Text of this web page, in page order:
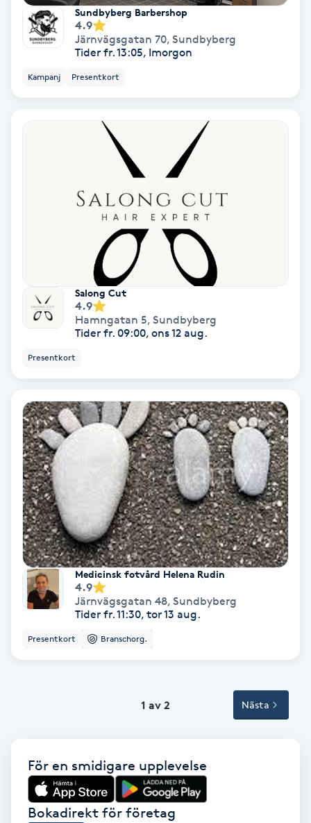
Spraytan
Sugaring
Tandblekning
Tatueringsborttagning
Terapi
Thaimassage
Toning
Torr hårbotten
Torrborstning
Triggerpunktsmassage
Tvätt & Fön
Sundbyberg Barbershop
4.9
Järnvägsgatan 70, Sundbyberg
Tider fr. 13:05, Imorgon
Kampanj Presentkort
Salong Cut
4.9
Hamngatan 5, Sundbyberg
Tider fr. 09:00, ons 12 aug.
Presentkort
Medicinsk fotvård Helena Rudin
4.9
Järnvägsgatan 48, Sundbyberg
Tider fr. 11:30, tor 13 aug.
Presentkort Branschorg.
1 av 2 Nästa
För en smidigare upplevelse
Bokadirekt för företag